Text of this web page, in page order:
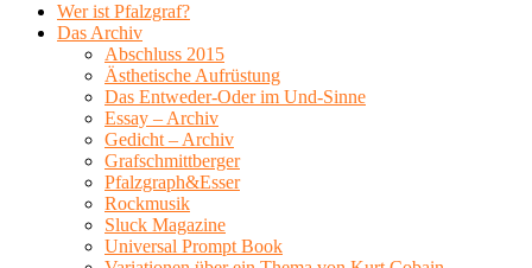
Wer ist Pfalzgraf?
Das Archiv
Abschluss 2015
Ästhetische Aufrüstung
Das Entweder-Oder im Und-Sinne
Essay – Archiv
Gedicht – Archiv
Grafschmittberger
Pfalzgraph&Esser
Rockmusik
Sluck Magazine
Universal Prompt Book